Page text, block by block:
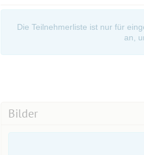
2025-03-07 EUR 10,- Patrick
Die Teilnehmerliste ist nur für
an,
Bilder